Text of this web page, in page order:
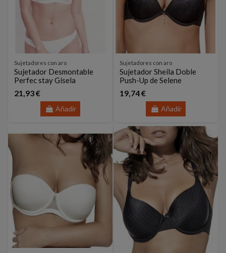
Sujetadores con aro
Sujetador Desmontable
Perfec stay Gisela
21,93 €
Añadir
Sujetadores con aro
Sujetador Sheila Doble
Push-Up de Selene
19,74 €
Añadir